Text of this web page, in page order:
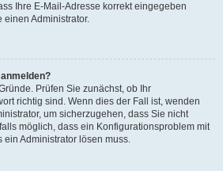
Ihre E-Mail-Adresse korrekt eingegeben
einen Administrator.
Prüfen Sie zunächst, ob Ihr
richtig sind. Wenn dies der Fall ist, wenden
um sicherzugehen, dass Sie nicht
möglich, dass ein Konfigurationsproblem mit
Administrator lösen muss.